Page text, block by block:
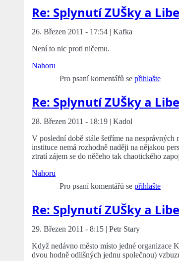
Re: Splynutí ZUŠky a
26. Březen 2011 - 17:54 | Kafka
Není to nic proti ničemu.
Nahoru
Pro psaní komentářů se přihlašte
Re: Splynutí ZUŠky a
28. Březen 2011 - 18:19 | Kadol
V poslední době stále šetříme na
instituce nemá rozhodně naději na nějakou
ztratí zájem se do něčeho tak chaotického
Nahoru
Pro psaní komentářů se přihlašte
Re: Splynutí ZUŠky a
29. Březen 2011 - 8:15 | Petr Stary
Když nedávno město místo jedné
dvou hodně odlišných jednu společnou)